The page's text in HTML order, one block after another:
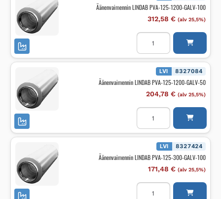
määrä
Äänenvaimennin LINDAB PVA-125-1200-GALV-100
312,58 € (alv 25,5%)
Äänenvaimennin
LINDAB
125-
1200-
määrä
LVI 8327084
Äänenvaimennin LINDAB PVA-125-1200-GALV-50
204,78 € (alv 25,5%)
Äänenvaimennin
LINDAB
125-
1200-
määrä
LVI 8327424
Äänenvaimennin LINDAB PVA-125-300-GALV-100
171,48 € (alv 25,5%)
Äänenvaimennin
LINDAB